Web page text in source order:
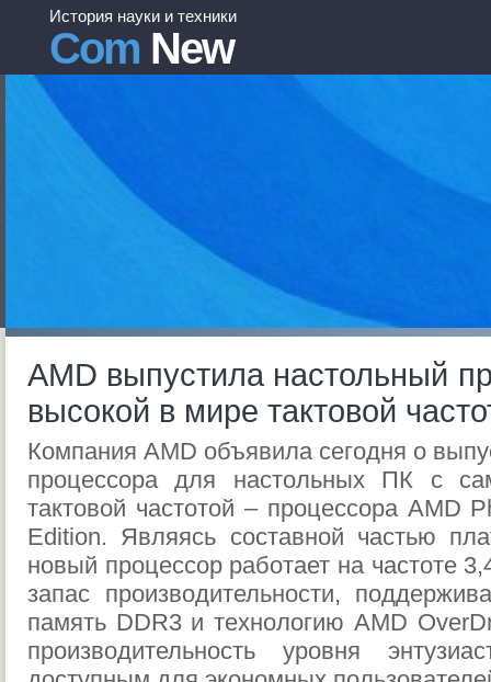
История науки и техники
Com New
AMD выпустила настольный
высокой в мире тактовой
Компания AMD объявила сегодня о
процессора для настольных ПК с
тактовой частотой – процессора AMD
Edition. Являясь составной частью
новый процессор работает на частоте
запас производительности,
память DDR3 и технологию AMD
производительность уровня